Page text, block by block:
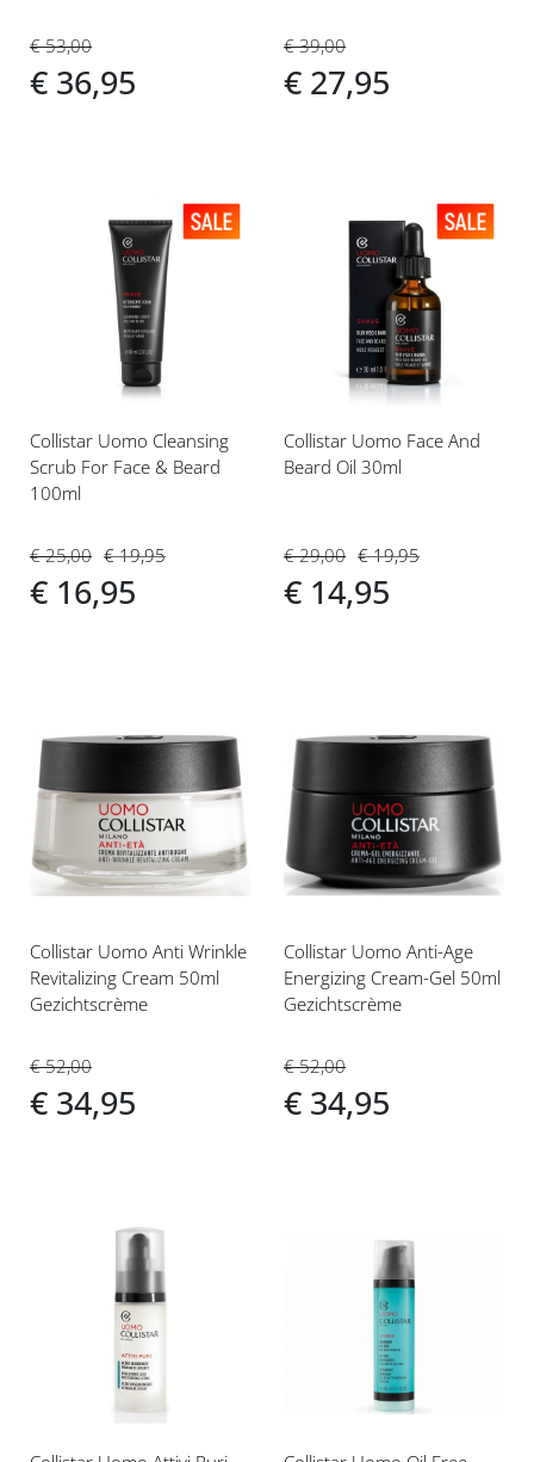
€ 53,00
€ 36,95
€ 39,00
€ 27,95
verlanglijst
Collistar Uomo Cleansing
Scrub For Face & Beard
100ml
€ 25,00
€ 16,95
€ 19,95
Voeg
verlanglijst
Collistar Uomo Face And
Beard Oil 30ml
€ 29,00
€ 14,95
€ 19,95
toe
aan
verlanglijst
Collistar Uomo Anti Wrinkle
Revitalizing Cream 50ml
Gezichtscrème
€ 52,00
€ 34,95
toe
verlanglijst
Collistar Uomo Anti-Age
Energizing Cream-Gel 50ml
Gezichtscrème
€ 52,00
€ 34,95
verlanglijst
verlanglijst